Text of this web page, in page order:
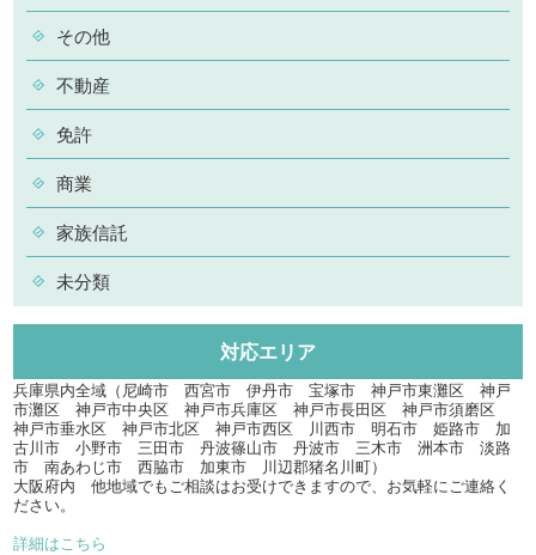
その他
不動産
免許
商業
家族信託
未分類
対応エリア
兵庫県内全域（尼崎市 西宮市 伊丹市 宝塚市 神戸市東灘区 神戸
市灘区 神戸市中央区 神戸市兵庫区 神戸市長田区 神戸市須磨区
神戸市垂水区 神戸市北区 神戸市西区 川西市 明石市 姫路市 加
古川市 小野市 三田市 丹波篠山市 丹波市 三木市 洲本市 淡路
市 南あわじ市 西脇市 加東市 川辺郡猪名川町）
大阪府内 他地域でもご相談はお受けできますので、お気軽にご連絡く
ださい。
詳細はこちら